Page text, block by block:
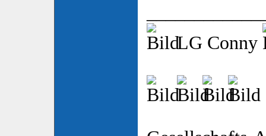
LG Conny